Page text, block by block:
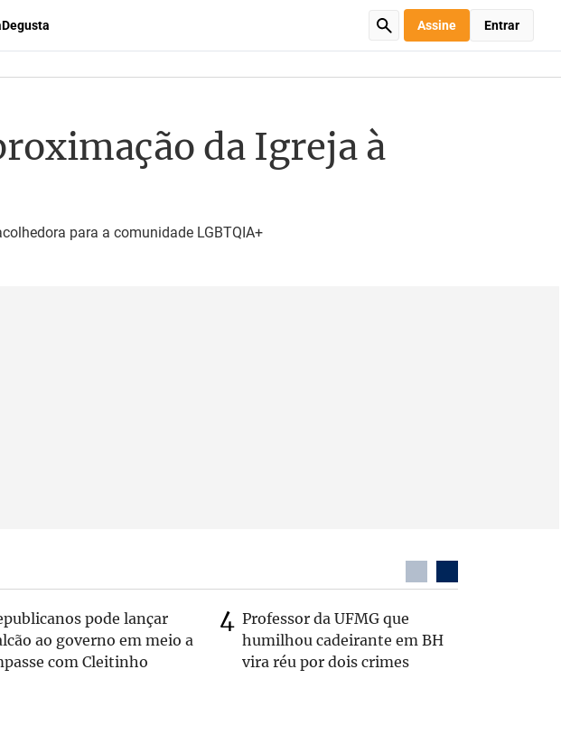
Degusta Assine Entrar
da Igreja à
para a comunidade LGBTQIA+
pode lançar
ao governo em meio a
com Cleitinho
Professor da UFMG que
humilhou cadeirante em BH
vira réu por dois crimes